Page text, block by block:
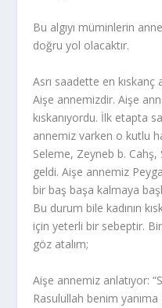
Bu algıyı müminlerin
doğru yol olacaktır.
Asrı saadette en
Aişe annemizdir. Aişe
kıskanıyordu. İlk etapta
annemiz varken o kutlu
Seleme, Zeyneb b.
geldi. Aişe annemiz
bir baş başa kalmaya
Bu durum bile kadının
için yeterli bir sebeptir.
göz atalım;
Aişe annemiz anlatıyor:
Rasulullah benim